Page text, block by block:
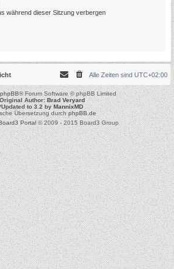
während dieser Sitzung verbergen
Alle Zeiten sind UTC+02:00
phpBB® Forum Software © phpBB Limited
Original Author:Brad Veryard
Updated to 3.2 byMannixMD
Übersetzung durchphpBB.de
Portal© 2009 - 2015 Board3 Group